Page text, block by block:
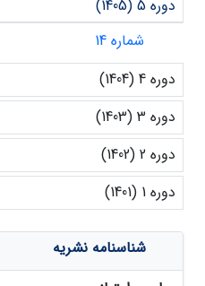
دوره 5 (1405)
شماره 14
دوره 4 (1404)
دوره 3 (1403)
دوره 2 (1402)
دوره 1 (1401)
شناسنامه نشریه